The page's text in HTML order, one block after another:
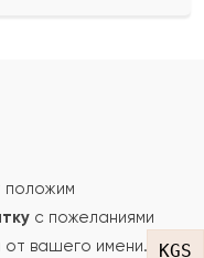
KGS
положим
с пожеланиями
от вашего имени.